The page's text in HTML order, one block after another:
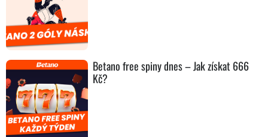
Betano free spiny dnes – Jak získat 666
Kč?